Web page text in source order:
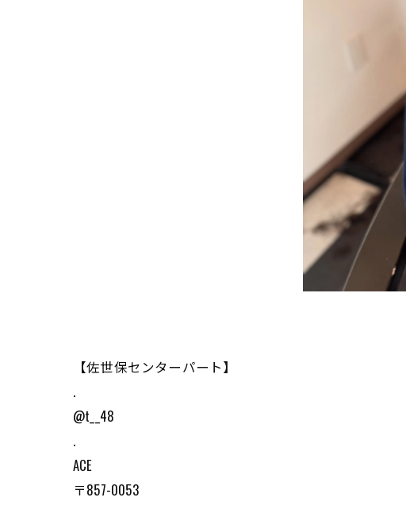
【佐世保センターパート】
.
@t__48
.
ACE
〒857-0053